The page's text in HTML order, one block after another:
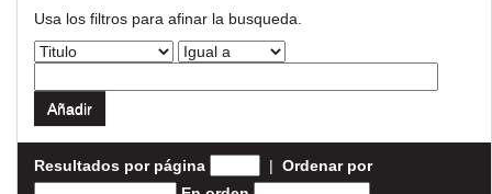
Usa los filtros para afinar la busqueda.
Resultados por página | Ordenar por